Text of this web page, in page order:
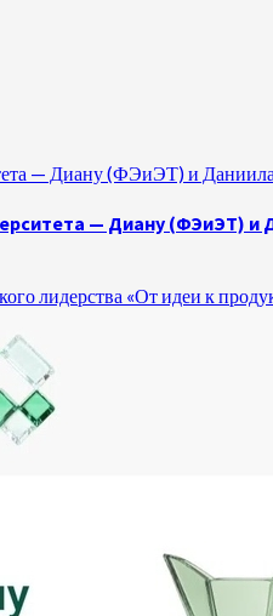
— Диану (ФЭиЭТ) и
— Диану
лидерства «От идеи к